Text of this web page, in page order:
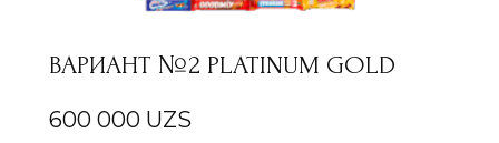
ВАРИАНТ №2 PLATINUM GOLD
600 000 UZS